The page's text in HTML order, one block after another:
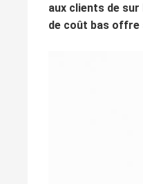
aux clients de
de coût bas offre